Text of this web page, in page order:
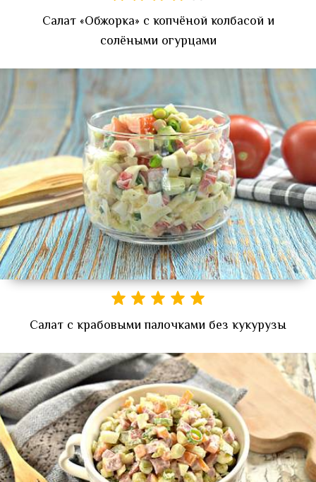
Салат «Обжорка» с копчёной колбасой и
солёными огурцами
Салат с крабовыми палочками без кукурузы